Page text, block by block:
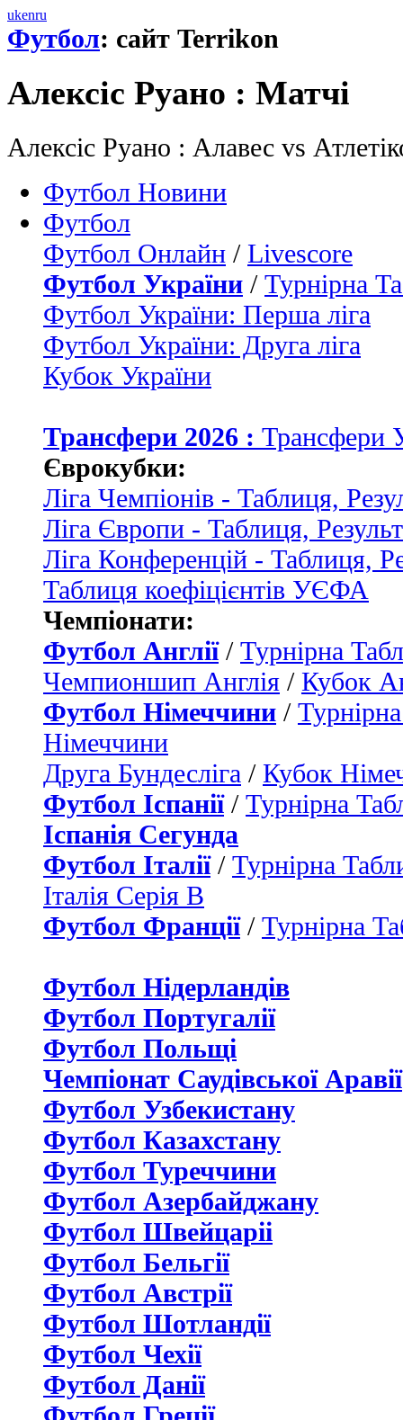
ukenru
Футбол: сайт Terrikon
Алексіс Руано : Матчi
Алексіс Руано : Алавес vs
Футбол Новини
Футбол
Футбол Онлайн / Livescore
Футбол України / Турнірна
Футбол України: Перша ліга
Футбол України: Друга ліга
Кубок України
Трансфери 2026 : Трансфери
Єврокубки:
Ліга Чемпіонів - Таблиця,
Ліга Європи - Таблиця,
Ліга Конференцій - Таблиця,
Таблиця коефіцієнтів УЄФА
Чемпіонати:
Футбол Англії/ Турнірна
Чемпионшип Англія / Кубок
Футбол Німеччини /
Німеччини
Друга Бундесліга / Кубок
Футбол Іспанії/ Турнірна
Іспанія Сегунда
Футбол Італії/ Турнірна
Італія Серія B
Футбол Франції/ Турнірна
Футбол Нідерландiв
Футбол Португалії
Футбол Польщі
Чемпіонат Саудівської Аравії
Футбол Узбекистану
Футбол Казахстану
Футбол Туреччини
Футбол Азербайджану
Футбол Швейцаріі
Футбол Бельгії
Футбол Австрії
Футбол Шотландії
Футбол Чехії
Футбол Данії